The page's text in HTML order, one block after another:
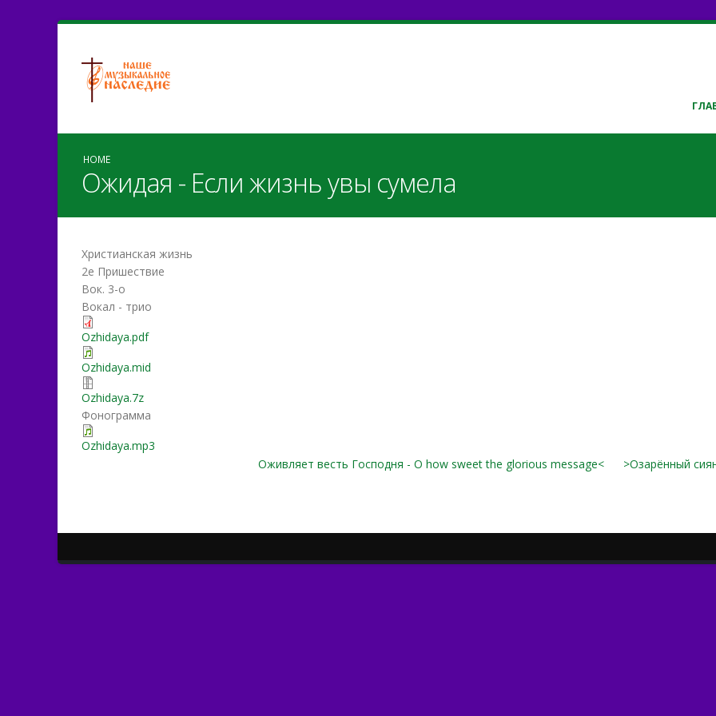
HOME
Ожидая - Если жизнь увы сумела
Христианская жизнь
2е Пришествие
Вок. 3-о
Вокал - трио
Ozhidaya.pdf
Ozhidaya.mid
Ozhidaya.7z
Фонограмма
Ozhidaya.mp3
Оживляет весть Господня - O how sweet the glorious message<
>Озарённый